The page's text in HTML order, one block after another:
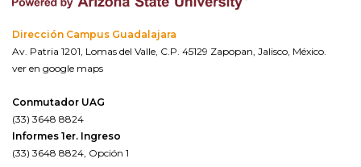
Dirección Campus Guadalajara
Av. Patria 1201, Lomas del Valle, C.P. 45129 Zapopan, Jalisco, México.
ver en google maps
Conmutador UAG
(33) 3648 8824
Informes 1er. Ingreso
(33) 3648 8824, Opción 1